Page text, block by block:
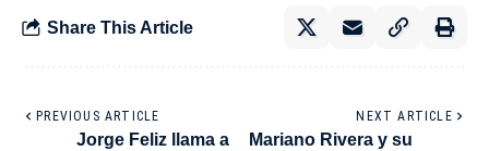
Share This Article
PREVIOUS ARTICLE
Jorge Feliz llama a
NEXT ARTICLE
Mariano Rivera y su